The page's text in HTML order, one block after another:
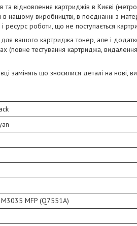
відновлення картриджів в Києві
в нашому виробництві, в поєднанні з
роботи, що не поступається
вашого картриджа тонер, але і
(повне тестування картриджа,
замінять що зносилися деталі на нові,
MFP (Q7551A)